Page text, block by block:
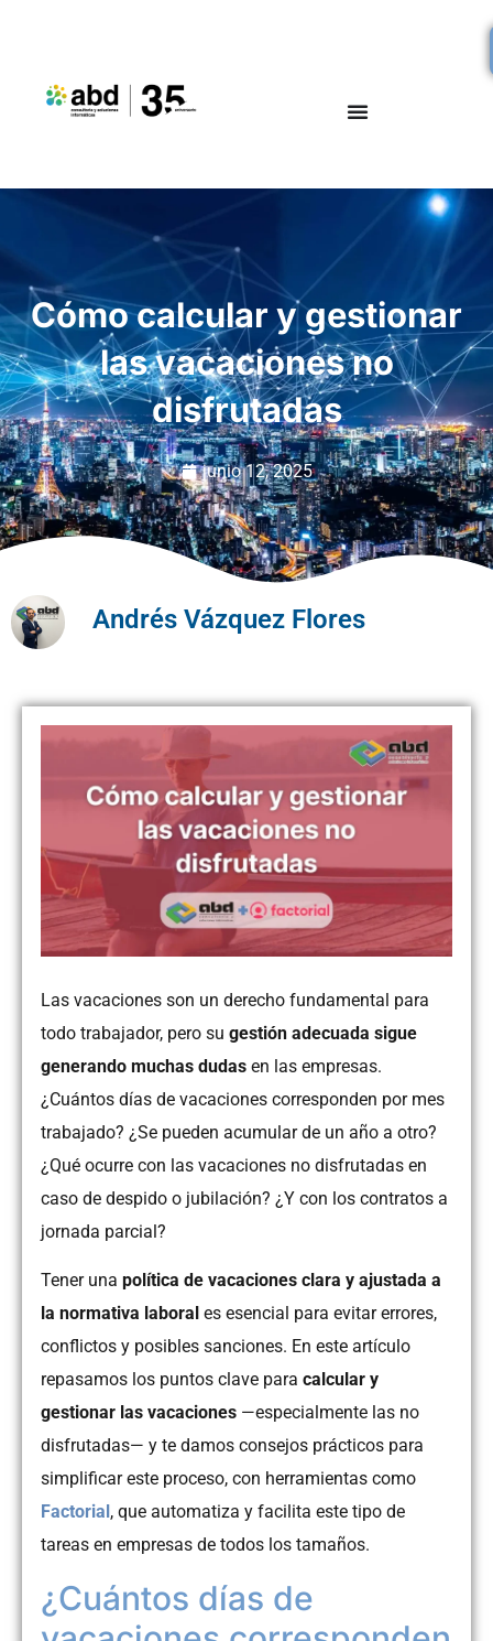
Cómo calcular y gestionar
las vacaciones no
disfrutadas
junio 12, 2025
Andrés Vázquez Flores
Las vacaciones son un derecho fundamental para
todo trabajador, pero su gestión adecuada sigue
generando muchas dudas en las empresas.
¿Cuántos días de vacaciones corresponden por mes
trabajado? ¿Se pueden acumular de un año a otro?
¿Qué ocurre con las vacaciones no disfrutadas en
caso de despido o jubilación? ¿Y con los contratos a
jornada parcial?
Tener una política de vacaciones clara y ajustada a
la normativa laboral es esencial para evitar errores,
conflictos y posibles sanciones. En este artículo
repasamos los puntos clave para calcular y
gestionar las vacaciones —especialmente las no
disfrutadas— y te damos consejos prácticos para
simplificar este proceso, con herramientas como
Factorial, que automatiza y facilita este tipo de
tareas en empresas de todos los tamaños.
¿Cuántos días de